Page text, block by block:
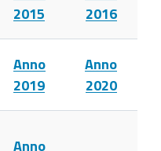
2015
2016
Anno
2019
Anno
2020
Anno